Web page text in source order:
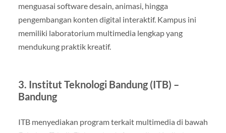
menguasai software desain, animasi, hingga
pengembangan konten digital interaktif. Kampus ini
memiliki laboratorium multimedia lengkap yang
mendukung praktik kreatif.
3. Institut Teknologi Bandung (ITB) –
Bandung
ITB menyediakan program terkait multimedia di bawah